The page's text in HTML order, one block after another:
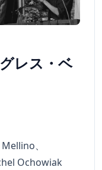
レス・ベ
、
Ochowiak